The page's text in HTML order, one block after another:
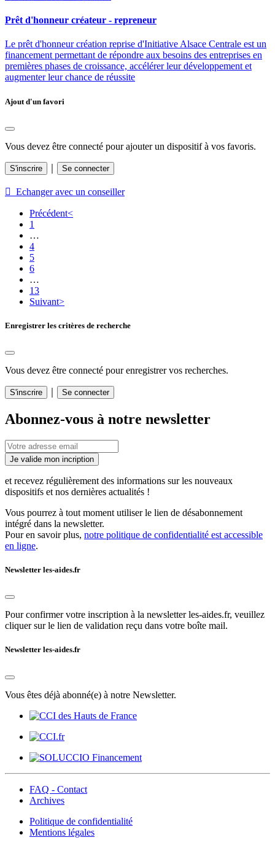
Prêt d'honneur créateur - repreneur
Le prêt d'honneur création reprise d'Initiative Alsace Centrale est un
financement permettant de répondre aux besoins des entreprises en
premières phases de croissance, accélérer leur développement et
augmenter leur chance de réussite
Ajout d'un favori
Vous devez être connecté pour ajouter un dispositif à vos favoris.
S'inscrire Se connecter
 Echanger avec un conseiller
Précédent<
1
…
4
5
6
…
13
Suivant>
Enregistrer les critères de recherche
Vous devez être connecté pour enregistrer vos recherches.
S'inscrire Se connecter
Abonnez-vous à notre newsletter
Je valide mon incription
et recevez régulièrement des informations sur les nouveaux
dispositifs et nos dernières actualités !
Vous pourrez à tout moment utiliser le lien de désabonnement
intégré dans la newsletter.
Pour en savoir plus, notre politique de confidentialité est accessible
en ligne.
Newsletter les-aides.fr
Pour confirmer votre inscription à la newsletter les-aides.fr, veuillez
cliquer sur le lien de validation reçu dans votre boîte mail.
Newsletter les-aides.fr
Vous êtes déjà abonné(e) à notre Newsletter.
FAQ - Contact
Archives
Politique de confidentialité
Mentions légales